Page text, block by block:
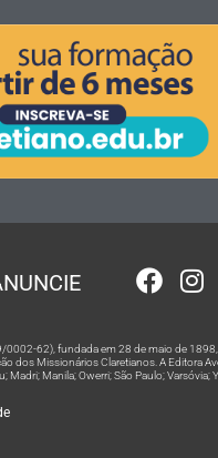
62), fundada em 28 de maio de
dos Missionários Claretianos. A Editora
Madri; Manila; Owerri; São Paulo; Varsóvia;